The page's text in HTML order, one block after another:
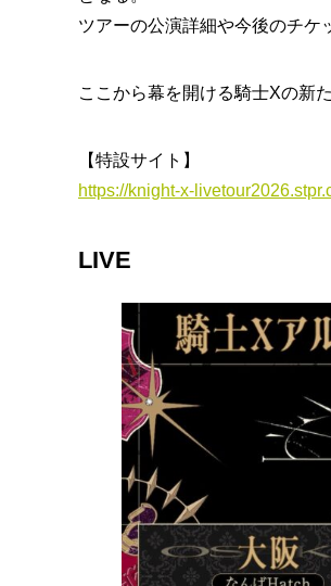
ツアーの公演詳細や今後のチケ
ここから幕を開ける騎士Xの新
【特設サイト】
https://knight-x-
LIVE